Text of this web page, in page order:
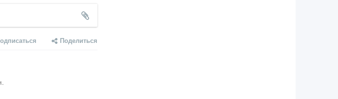
Поделиться